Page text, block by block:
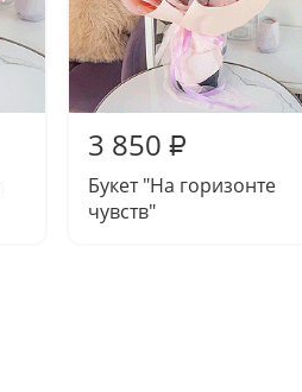
3 850 ₽
Букет "На горизонте
чувств"